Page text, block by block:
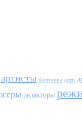
артисты балерины дети
редакторы